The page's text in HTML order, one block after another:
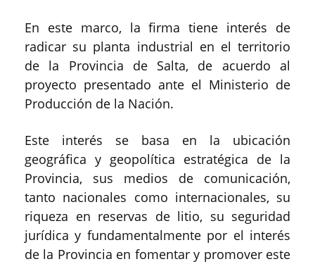
En este marco, la firma tiene interés de
radicar su planta industrial en el territorio
de la Provincia de Salta, de acuerdo al
proyecto presentado ante el Ministerio de
Producción de la Nación.
Este interés se basa en la ubicación
geográfica y geopolítica estratégica de la
Provincia, sus medios de comunicación,
tanto nacionales como internacionales, su
riqueza en reservas de litio, su seguridad
jurídica y fundamentalmente por el interés
de la Provincia en fomentar y promover este